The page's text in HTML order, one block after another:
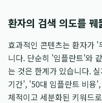
환자의 검색 의도를
효과적인 콘텐츠는 환자가
니다. 단순히 '임플란트'와
는 것은 한계가 있습니다.
기간', '50대 임플란트 비용
체적이고 세분화된 키워드